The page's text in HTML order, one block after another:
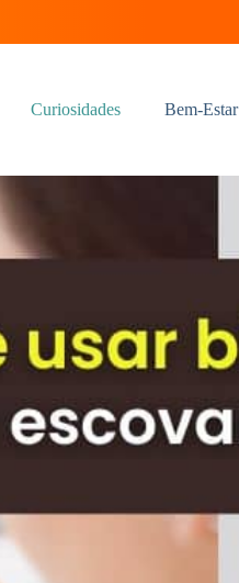
Curiosidades Bem-Estar